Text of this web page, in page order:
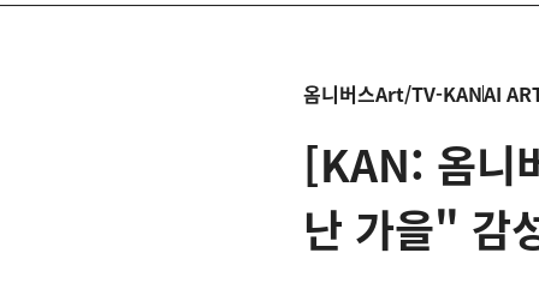
옴니버스Art/TV-KANAI
[KAN: 옴니
난 가을" 감